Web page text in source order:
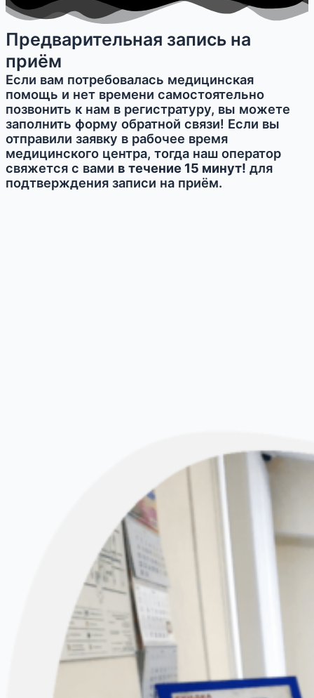
Предварительная запись на
приём
Если вам потребовалась медицинская
помощь и нет времени самостоятельно
позвонить к нам в регистратуру, вы можете
заполнить форму обратной связи! Если вы
отправили заявку в рабочее время
медицинского центра, тогда наш оператор
свяжется с вами в течение 15 минут! для
подтверждения записи на приём.